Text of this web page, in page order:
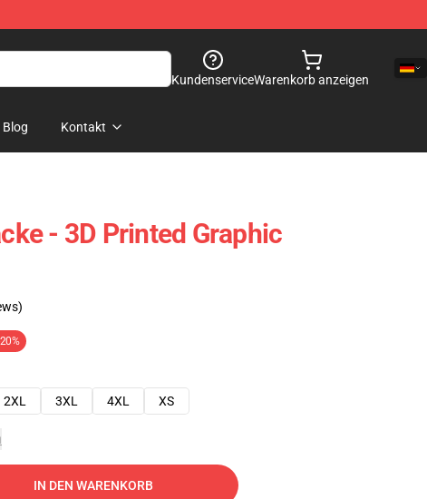
KundenserviceWarenkorb anzeigen
Blog Kontakt
- 3D Printed Graphic
2XL 3XL 4XL XS
IN DEN WARENKORB